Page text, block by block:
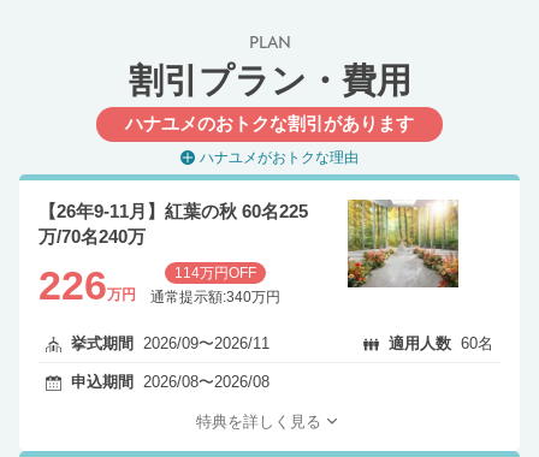
PLAN
割引プラン・費用
ハナユメのおトクな割引があります
ハナユメがおトクな理由
【26年9-11月】紅葉の秋 60名225
万/70名240万
226万円
114万円OFF
通常提示額:340万円
挙式期間 2026/09〜2026/11 適用人数 60名
申込期間 2026/08〜2026/08
特典を詳しく見る